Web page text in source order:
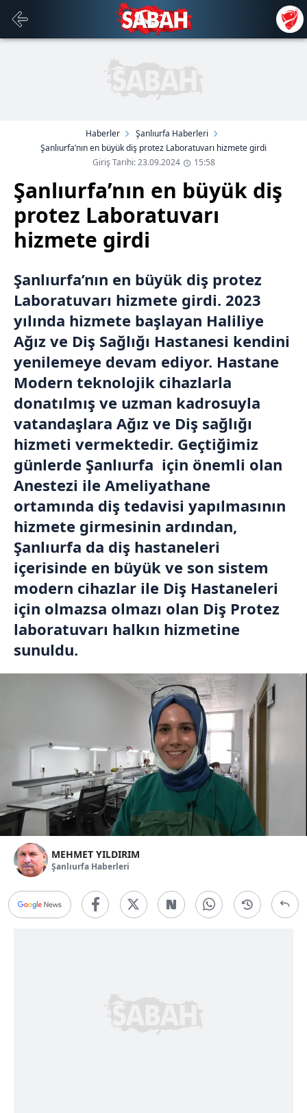
Haberler
Şanlıurfa Haberleri
Şanlıurfa’nın en büyük diş protez Laboratuvarı hizmete girdi
Giriş Tarihi: 23.09.2024
15:58
Şanlıurfa’nın en büyük diş
protez Laboratuvarı
hizmete girdi
Şanlıurfa’nın en büyük diş protez
Laboratuvarı hizmete girdi. 2023
yılında hizmete başlayan Haliliye
Ağız ve Diş Sağlığı Hastanesi kendini
yenilemeye devam ediyor. Hastane
Modern teknolojik cihazlarla
donatılmış ve uzman kadrosuyla
vatandaşlara Ağız ve Diş sağlığı
hizmeti vermektedir. Geçtiğimiz
günlerde Şanlıurfa için önemli olan
Anestezi ile Ameliyathane
ortamında diş tedavisi yapılmasının
hizmete girmesinin ardından,
Şanlıurfa da diş hastaneleri
içerisinde en büyük ve son sistem
modern cihazlar ile Diş Hastaneleri
için olmazsa olmazı olan Diş Protez
laboratuvarı halkın hizmetine
sunuldu.
MEHMET YILDIRIM
Şanlıurfa Haberleri